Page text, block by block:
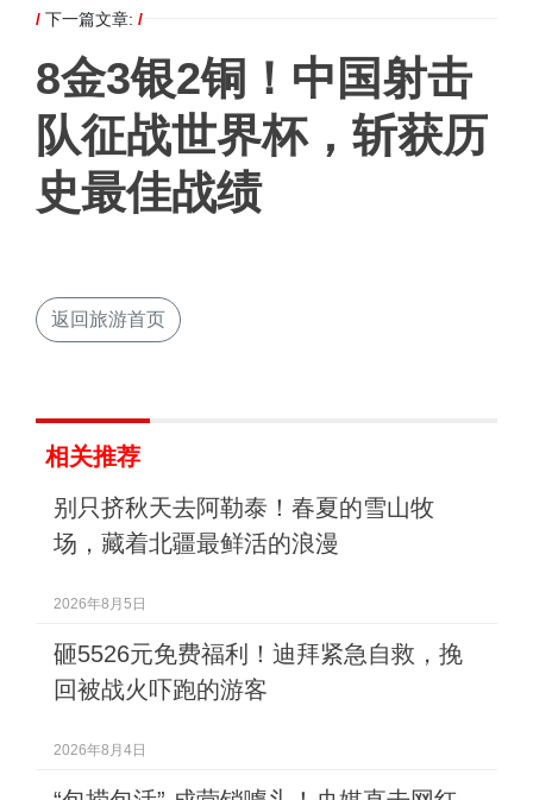
/ 下一篇文章: /
8金3银2铜！中国射击
队征战世界杯，斩获历
史最佳战绩
返回旅游首页
相关推荐
别只挤秋天去阿勒泰！春夏的雪山牧
场，藏着北疆最鲜活的浪漫
2026年8月5日
砸5526元免费福利！迪拜紧急自救，挽
回被战火吓跑的游客
2026年8月4日